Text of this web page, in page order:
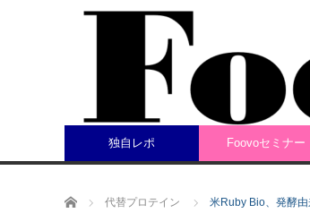
独自レポ Foovoセミナー
ホーム 代替プロテイン 米Ruby Bio、発酵